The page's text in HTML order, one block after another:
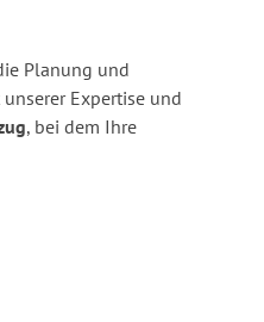
Planung und
Expertise und
, bei dem Ihre